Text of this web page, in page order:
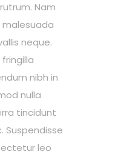
Nam
malesuada
neque.
nibh in
nulla
tincidunt
Suspendisse
leo